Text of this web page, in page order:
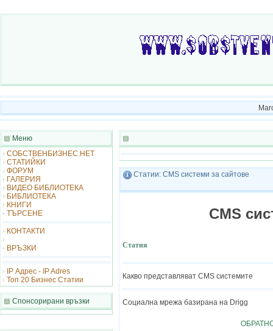
Меню
СОБСТВЕНБИЗНЕС.НЕТ
СТАТИЙКИ
ФОРУМ
ГАЛЕРИЯ
ВИДЕО БИБЛИОТЕКА
БИБЛИОТЕКА
КНИГИ
ТЪРСЕНЕ
КОНТАКТИ
ВРЪЗКИ
IP Адрес - IP Adres
Топ 20 Бизнес Статии
Спонсорирани връзки
Статии: CMS системи за сайтове
CMS
Статия
Какво представляват CMS системите
Социална мрежа базирана на Drigg